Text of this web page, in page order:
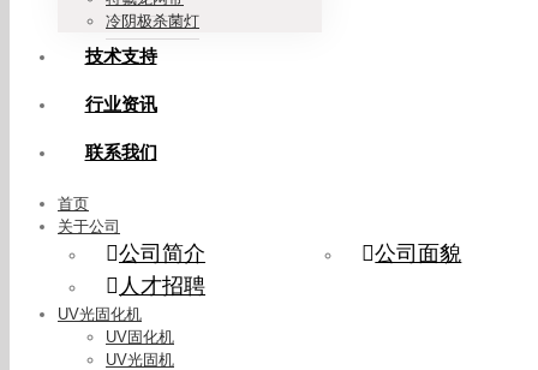
冷阴极杀菌灯
技术支持
行业资讯
联系我们
首页
关于公司
公司简介
公司面貌
人才招聘
UV光固化机
UV固化机
UV光固机